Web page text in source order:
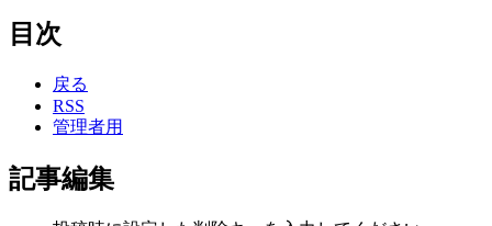
目次
戻る
RSS
管理者用
記事編集